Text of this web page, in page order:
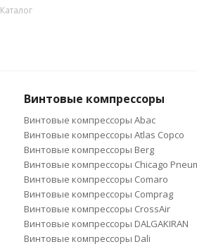
Каталог
Винтовые компрессоры
Винтовые компрессоры Abac
Винтовые компрессоры Atlas Copco
Винтовые компрессоры Berg
Винтовые компрессоры Chicago
Винтовые компрессоры Comaro
Винтовые компрессоры Comprag
Винтовые компрессоры CrossAir
Винтовые компрессоры DALGAKIRAN
Винтовые компрессоры Dali